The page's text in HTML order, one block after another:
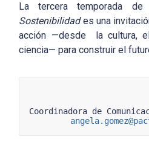
La tercera temporada de
Sostenibilidades una
acción —desde la cultura,
ciencia— para construir el
Coordinadora de